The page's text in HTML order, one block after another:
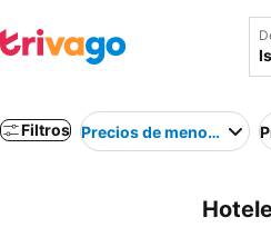
Filtros Precios de menor a